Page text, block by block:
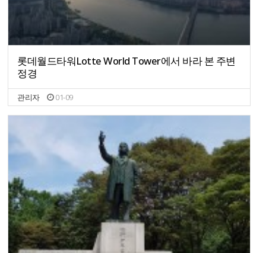
롯데월드타워Lotte World Tower에서 바라 본 주변
정경
관리자 01-09